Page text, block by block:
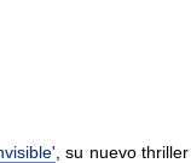
, su nuevo thriller